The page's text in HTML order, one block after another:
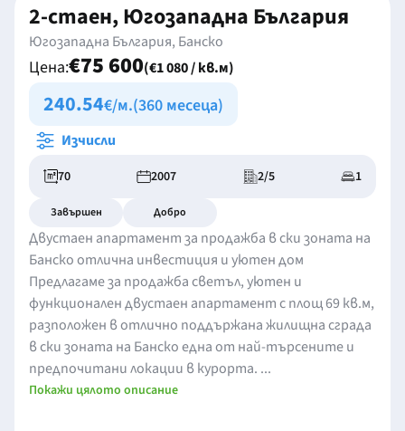
2-стаен, Югозападна България
Югозападна България, Банско
Цена:€75 600(€1 080 / кв.м)
240.54€/м.(360 месеца)
Изчисли
70 2007 2/5 1
Завършен Добро
Двустаен апартамент за продажба в ски зоната на
Банско отлична инвестиция и уютен дом
Предлагаме за продажба светъл, уютен и
функционален двустаен апартамент с площ 69 кв.м,
разположен в отлично поддържана жилищна сграда
в ски зоната на Банско една от най-търсените и
предпочитани локации в курорта. ...
Покажи цялото описание